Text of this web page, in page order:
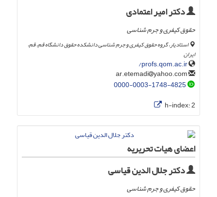
دکتر امیر اعتمادی
حقوق کیفری و جرم شناسی
استادیار، گروه حقوق کیفری و جرم شناسی دانشکده حقوق دانشگاه قم، قم،
ایران
profs.qom.ac.ir/
yahoo.com
0000-0003-1748-4825
h-index:2
اعضای هیات تحریریه
دکتر جلال الدین قیاسی
حقوق کیفری و جرم شناسی